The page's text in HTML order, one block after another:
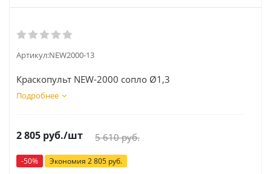
Артикул:NEW2000-13
Краскопульт NEW-2000 сопло Ø1,3
Подробнее
2 805 руб./шт 5 610руб.
-50% Экономия 2 805 руб.